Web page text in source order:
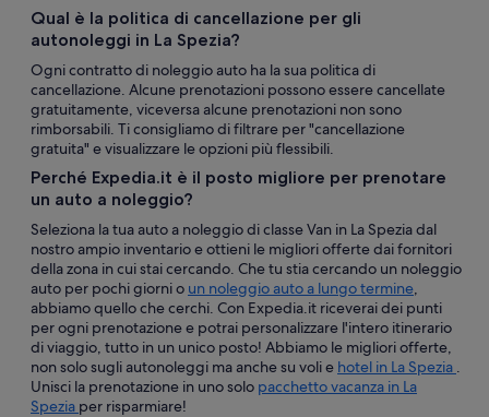
Qual è la politica di cancellazione per gli
autonoleggi in La Spezia?
Ogni contratto di noleggio auto ha la sua politica di
cancellazione. Alcune prenotazioni possono essere cancellate
gratuitamente, viceversa alcune prenotazioni non sono
rimborsabili. Ti consigliamo di filtrare per "cancellazione
gratuita" e visualizzare le opzioni più flessibili.
Perché Expedia.it è il posto migliore per prenotare
un auto a noleggio?
Seleziona la tua auto a noleggio di classe Van in La Spezia dal
nostro ampio inventario e ottieni le migliori offerte dai fornitori
della zona in cui stai cercando. Che tu stia cercando un noleggio
auto per pochi giorni o un noleggio auto a lungo termine,
abbiamo quello che cerchi. Con Expedia.it riceverai dei punti
per ogni prenotazione e potrai personalizzare l'intero itinerario
di viaggio, tutto in un unico posto! Abbiamo le migliori offerte,
non solo sugli autonoleggi ma anche su voli e hotel in La Spezia .
Unisci la prenotazione in uno solo pacchetto vacanza in La
Spezia per risparmiare!